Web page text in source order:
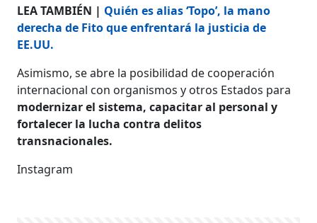
LEA TAMBIÉN | Quién es alias ‘Topo’, la mano
derecha de Fito que enfrentará la justicia de
EE.UU.
Asimismo, se abre la posibilidad de cooperación
internacional con organismos y otros Estados para
modernizar el sistema, capacitar al personal y
fortalecer la lucha contra delitos
transnacionales.
Instagram